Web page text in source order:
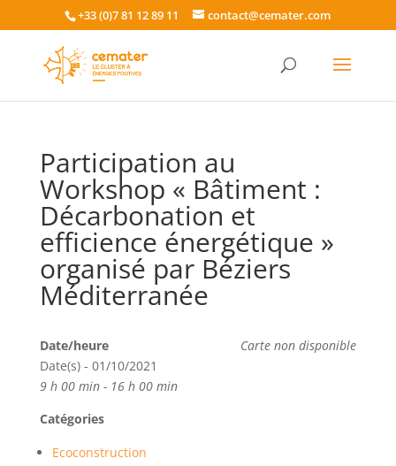
+33 (0)7 81 12 89 11 contact@cemater.com
Participation au
Workshop « Bâtiment :
Décarbonation et
efficience énergétique »
organisé par Béziers
Méditerranée
Carte non disponible
Date/heure
Date(s) - 01/10/2021
9 h 00 min - 16 h 00 min
Catégories
Ecoconstruction